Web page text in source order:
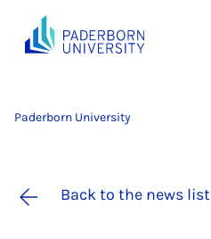
Paderborn University
Back to the news list